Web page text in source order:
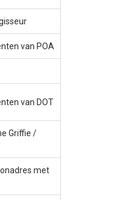
van POA
van DOT
Griffie /
met